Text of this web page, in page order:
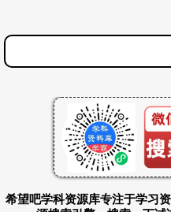
希望吧学科资源库专注于学习